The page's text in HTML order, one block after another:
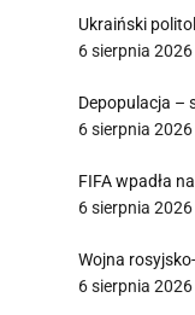
Ukraiński
6 sierpnia 2026
Depopulacja –
6 sierpnia 2026
FIFA wpadła
6 sierpnia 2026
Wojna
6 sierpnia 2026